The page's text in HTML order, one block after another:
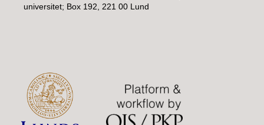
universitet; Box 192, 221 00 Lund